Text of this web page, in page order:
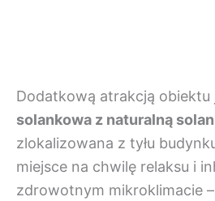
Dodatkową atrakcją obiektu
solankowa z naturalną
zlokalizowana z tyłu
miejsce na chwilę relaksu i
zdrowotnym mikroklimacie